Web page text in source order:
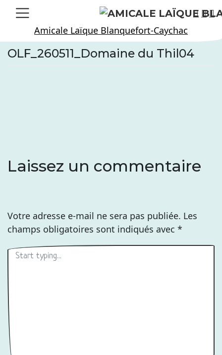
Skip
Amicale Laïque Blanquefort-Caychac
OLF_260511_Domaine du Thil04
Laissez un commentaire
Votre adresse e-mail ne sera pas publiée. Les
champs obligatoires sont indiqués avec *